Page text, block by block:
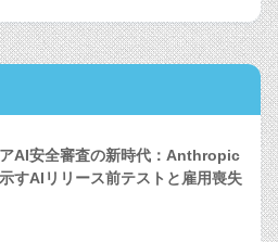
AI安全審査の新時代：Anthropic
すAIリリース前テストと雇用喪失